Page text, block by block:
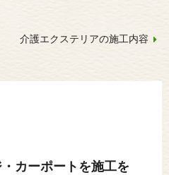
介護エクステリアの施工内容
カーポートを施工を